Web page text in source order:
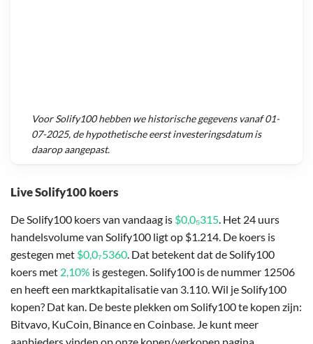
Live Solify100 koers
De Solify100 koers van vandaag is $0,0₅315. Het 24 uurs
handelsvolume van Solify100 ligt op $1.214. De koers is
gestegen met $0,0₇5360. Dat betekent dat de Solify100
koers met 2,10% is gestegen. Solify100 is de nummer 12506
en heeft een marktkapitalisatie van 3.110. Wil je Solify100
kopen? Dat kan. De beste plekken om Solify100 te kopen zijn:
Bitvavo, KuCoin, Binance en Coinbase. Je kunt meer
VoorSolify100hebben we historische gegevens vanaf01-
07-2025, de hypothetische eerst investeringsdatum is
daarop aangepast.